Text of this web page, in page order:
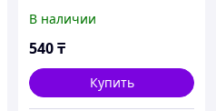
В наличии
540₸
Купить